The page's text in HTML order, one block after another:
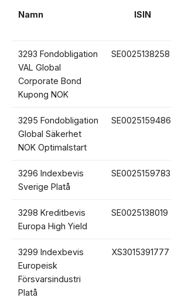
Namn ISIN
3293 Fondobligation
VAL Global
Corporate Bond
Kupong NOK
SE0025138258
3295 Fondobligation
Global Säkerhet
NOK Optimalstart
SE0025159486
3296 Indexbevis
Sverige Platå
SE0025159783
3298 Kreditbevis
Europa High Yield
SE0025138019
3299 Indexbevis
Europeisk
Försvarsindustri
Platå
XS3015391777